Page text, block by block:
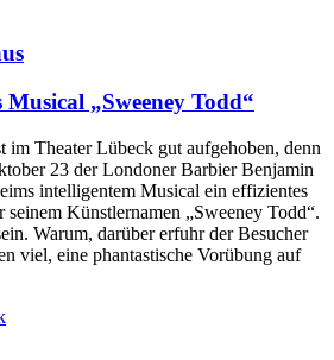
Musical „Sweeney Todd“
im Theater Lübeck gut aufgehoben, denn
23 der Londoner Barbier Benjamin
intelligentem Musical ein effizientes
Künstlernamen „Sweeney Todd“.
Warum, darüber erfuhr der Besucher
viel, eine phantastische Vorübung auf